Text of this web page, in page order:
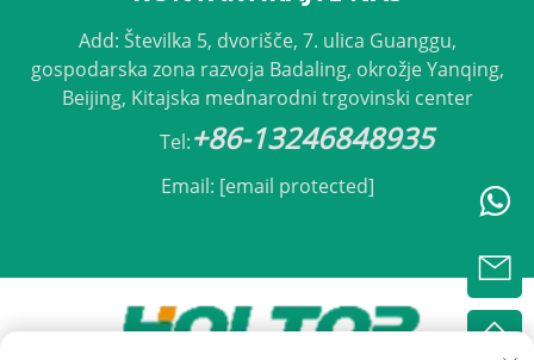
Add: Številka 5, dvorišče, 7. ulica Guanggu,
gospodarska zona razvoja Badaling, okrožje Yanqing,
Beijing, Kitajska mednarodni trgovinski center
Tel:+86-13246848935
Email: [email protected]